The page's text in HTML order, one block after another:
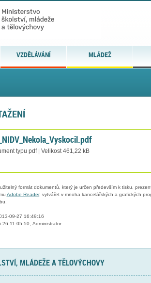
VZDĚLÁVÁNÍ MLÁDEŽ
typu pdf | Velikost 461,22 kB
formát dokumentů, který je určen především k tisku,
Adobe Reader, vytvářet v mnoha kancelářských a grafických
09-27 16:49:16
11:05:50, Administrator
MLÁDEŽE A TĚLOVÝCHOVY